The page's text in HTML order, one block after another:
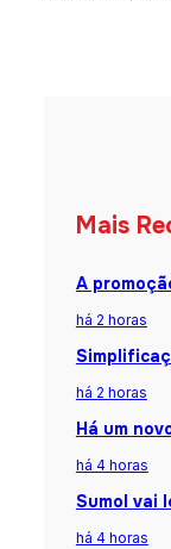
Mais
A
há 2 horas
há 2 horas
Há um
há 4 horas
Sumol vai
há 4 horas